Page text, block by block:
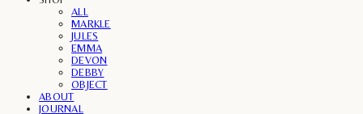
ALL
MARKLE
JULES
EMMA
DEVON
DEBBY
OBJECT
ABOUT
JOURNAL